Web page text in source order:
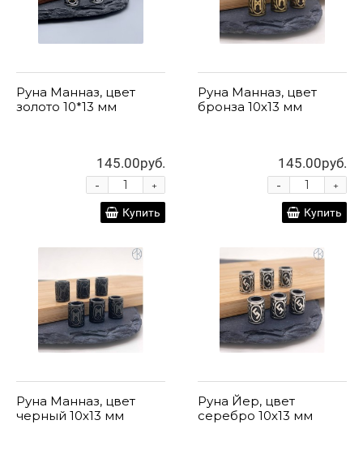
Руна Манназ, цвет
золото 10*13 мм
145.00руб.
+
-
Купить
Руна Манназ, цвет
бронза 10х13 мм
145.00руб.
+
-
Купить
Руна Манназ, цвет
черный 10х13 мм
Руна Йер, цвет
серебро 10х13 мм